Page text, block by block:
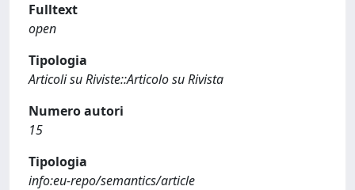
Fulltext
open
Tipologia
Articoli su Riviste::Articolo su Rivista
Numero autori
15
Tipologia
info:eu-repo/semantics/article